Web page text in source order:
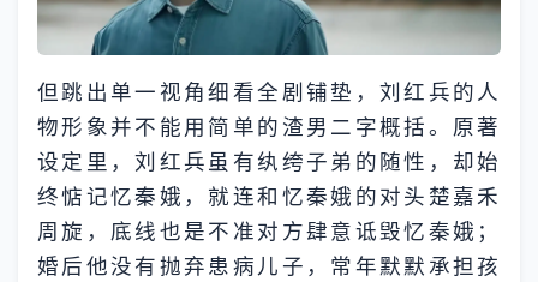
但跳出单一视角细看全剧铺垫，刘红兵的人
物形象并不能用简单的渣男二字概括。原著
设定里，刘红兵虽有纨绔子弟的随性，却始
终惦记忆秦娥，就连和忆秦娥的对头楚嘉禾
周旋，底线也是不准对方肆意诋毁忆秦娥；
婚后他没有抛弃患病儿子，常年默默承担孩